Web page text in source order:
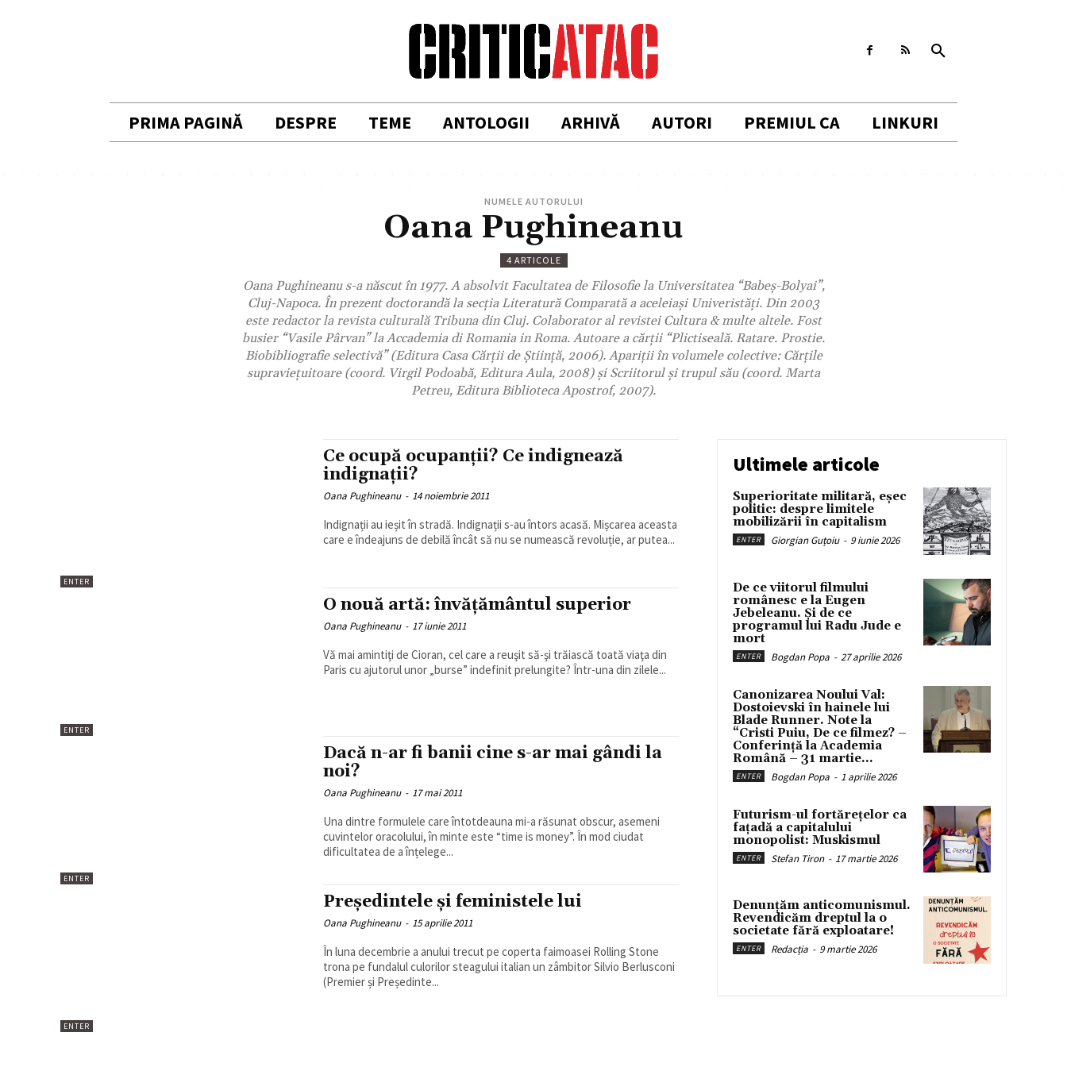
PRIMA PAGINĂ DESPRE TEME ANTOLOGII ARHIVĂ AUTORI PREMIUL CA LINKURI
NUMELE AUTORULUI
Oana Pughineanu
4 ARTICOLE
Oana Pughineanu s-a născut în 1977. A absolvit Facultatea de Filosofie la Universitatea “Babeș-Bolyai”,
Cluj-Napoca. În prezent doctorandă la secția Literatură Comparată a aceleiași Univeristăți. Din 2003
este redactor la revista culturală Tribuna din Cluj. Colaborator al revistei Cultura & multe altele. Fost
busier “Vasile Pârvan” la Accademia di Romania in Roma. Autoare a cărții “Plictiseală. Ratare. Prostie.
Biobibliografie selectivă” (Editura Casa Cărții de Știință, 2006). Apariții în volumele colective: Cărțile
supraviețuitoare (coord. Virgil Podoabă, Editura Aula, 2008) și Scriitorul și trupul său (coord. Marta
Petreu, Editura Biblioteca Apostrof, 2007).
ENTER
Ce ocupă ocupanții? Ce indignează
indignații?
Oana Pughineanu - 14 noiembrie 2011
Indignații au ieșit în stradă. Indignații s-au întors acasă. Mișcarea aceasta
care e îndeajuns de debilă încât să nu se numească revoluție, ar putea...
ENTER
O nouă artă: învăţământul superior
Oana Pughineanu - 17 iunie 2011
Vă mai amintiţi de Cioran, cel care a reuşit să-şi trăiască toată viaţa din
Paris cu ajutorul unor „burse” indefinit prelungite? Într-una din zilele...
ENTER
Dacă n-ar fi banii cine s-ar mai gândi la
noi?
Oana Pughineanu - 17 mai 2011
Una dintre formulele care întotdeauna mi-a răsunat obscur, asemeni
cuvintelor oracolului, în minte este “time is money”. În mod ciudat
dificultatea de a înțelege...
ENTER
Președintele și feministele lui
Oana Pughineanu - 15 aprilie 2011
În luna decembrie a anului trecut pe coperta faimoasei Rolling Stone
trona pe fundalul culorilor steagului italian un zâmbitor Silvio Berlusconi
(Premier și Președinte...
Ultimele articole
Superioritate militară, eșec
politic: despre limitele
mobilizării în capitalism
ENTER Giorgian Guțoiu - 9 iunie 2026
De ce viitorul filmului
românesc e la Eugen
Jebeleanu. Și de ce
programul lui Radu Jude e
mort
ENTER Bogdan Popa - 27 aprilie 2026
Canonizarea Noului Val:
Dostoievski în hainele lui
Blade Runner. Note la
“Cristi Puiu, De ce filmez? –
Conferință la Academia
Română – 31 martie...
ENTER Bogdan Popa - 1 aprilie 2026
Futurism-ul fortărețelor ca
fațadă a capitalului
monopolist: Muskismul
ENTER Stefan Tiron - 17 martie 2026
Denunțăm anticomunismul.
Revendicăm dreptul la o
societate fără exploatare!
ENTER Redacția - 9 martie 2026